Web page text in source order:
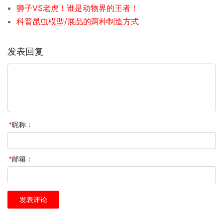
狮子VS老虎！谁是动物界的王者！
科普昆虫模型/展品的两种制造方式
发表回复
*昵称：
*邮箱：